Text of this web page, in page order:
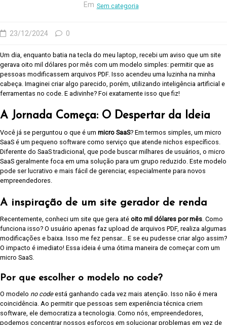
Em Sem categoria
23/12/2024 0
Um dia, enquanto batia na tecla do meu laptop, recebi um aviso que um site
gerava oito mil dólares por mês com um modelo simples: permitir que as
pessoas modificassem arquivos PDF. Isso acendeu uma luzinha na minha
cabeça. Imaginei criar algo parecido, porém, utilizando inteligência artificial e
ferramentas no code. E adivinhe? Foi exatamente isso que fiz!
A Jornada Começa: O Despertar da Ideia
Você já se perguntou o que é um micro SaaS? Em termos simples, um micro
SaaS é um pequeno software como serviço que atende nichos específicos.
Diferente do SaaS tradicional, que pode buscar milhares de usuários, o micro
SaaS geralmente foca em uma solução para um grupo reduzido. Este modelo
pode ser lucrativo e mais fácil de gerenciar, especialmente para novos
empreendedores.
A inspiração de um site gerador de renda
Recentemente, conheci um site que gera até oito mil dólares por mês . Como
funciona isso? O usuário apenas faz upload de arquivos PDF, realiza algumas
modificações e baixa. Isso me fez pensar… E se eu pudesse criar algo assim?
O impacto é imediato! Essa ideia é uma ótima maneira de começar com um
micro SaaS.
Por que escolher o modelo no code?
O modelo no codeestá ganhando cada vez mais atenção. Isso não é mera
coincidência. Ao permitir que pessoas sem experiência técnica criem
software, ele democratiza a tecnologia. Como nós, empreendedores,
podemos concentrar nossos esforços em solucionar problemas em vez de